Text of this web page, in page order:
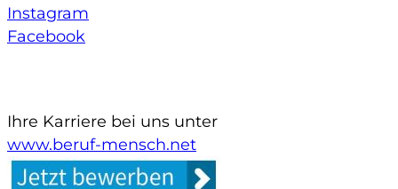
Instagram
Facebook
Ihre Karriere bei uns unter
www.beruf-mensch.net